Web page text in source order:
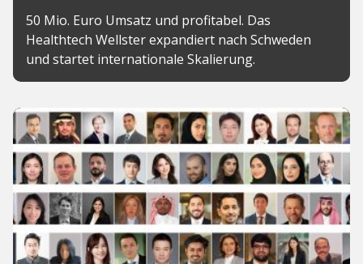
50 Mio. Euro Umsatz und profitabel. Das
Healthtech Wellster expandiert nach Schweden
und startet internationale Skalierung.